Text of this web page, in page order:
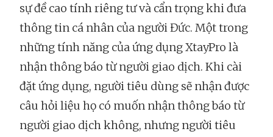
sự đề cao tính riêng tư và cẩn trọng khi đưa
thông tin cá nhân của người Đức. Một trong
những tính năng của ứng dụng XtayPro là
nhận thông báo từ người giao dịch. Khi cài
đặt ứng dụng, người tiêu dùng sẽ nhận được
câu hỏi liệu họ có muốn nhận thông báo từ
người giao dịch không, nhưng người tiêu